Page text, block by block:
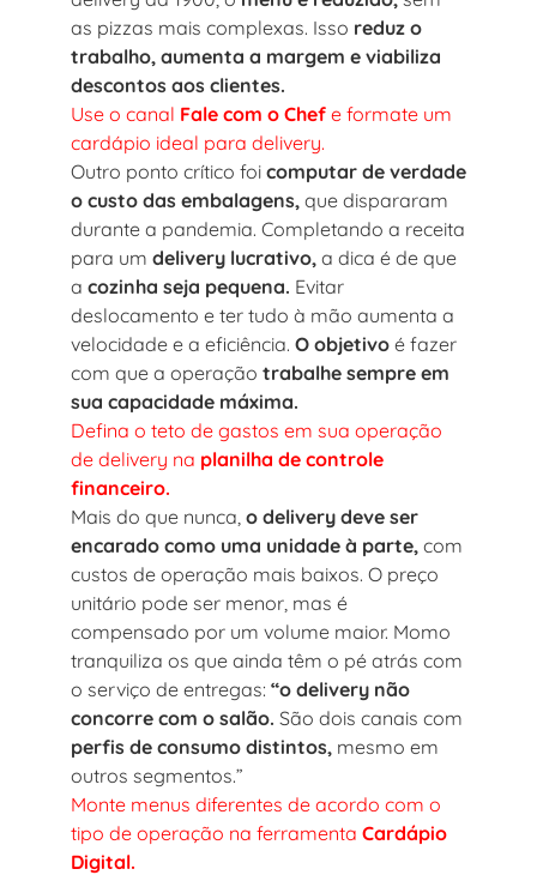
as pizzas mais complexas. Isso reduz o
trabalho, aumenta a margem e viabiliza
descontos aos clientes.
Use o canal Fale com o Chef e formate um
cardápio ideal para delivery.
Outro ponto crítico foi computar de verdade
o custo das embalagens, que dispararam
durante a pandemia. Completando a receita
para um delivery lucrativo, a dica é de que
a cozinha seja pequena. Evitar
deslocamento e ter tudo à mão aumenta a
velocidade e a eficiência. O objetivo é fazer
com que a operação trabalhe sempre em
sua capacidade máxima.
Defina o teto de gastos em sua operação
de delivery na planilha de controle
financeiro.
Mais do que nunca, o delivery deve ser
encarado como uma unidade à parte, com
custos de operação mais baixos. O preço
unitário pode ser menor, mas é
compensado por um volume maior. Momo
tranquiliza os que ainda têm o pé atrás com
o serviço de entregas: “o delivery não
concorre com o salão. São dois canais com
perfis de consumo distintos, mesmo em
outros segmentos.”
Monte menus diferentes de acordo com o
tipo de operação na ferramenta Cardápio
Digital.